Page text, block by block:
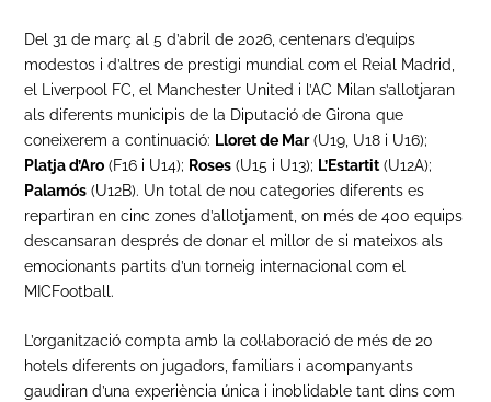
Del 31 de març al 5 d’abril de 2026, centenars d’equips
modestos i d’altres de prestigi mundial com el Reial Madrid,
el Liverpool FC, el Manchester United i l’AC Milan s’allotjaran
als diferents municipis de la Diputació de Girona que
coneixerem a continuació: Lloret de Mar(U19, U18 i U16);
Platja d’Aro(F16 i U14); Roses(U15 i U13); L’Estartit(U12A);
Palamós(U12B). Un total de nou categories diferents es
repartiran en cinc zones d’allotjament, on més de 400 equips
descansaran després de donar el millor de si mateixos als
emocionants partits d’un torneig internacional com el
MICFootball.
L’organització compta amb la col·laboració de més de 20
hotels diferents on jugadors, familiars i acompanyants
gaudiran d’una experiència única i inoblidable tant dins com